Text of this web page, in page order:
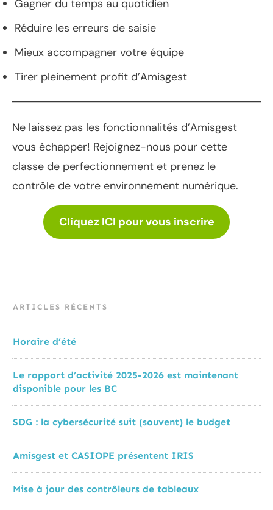
Gagner du temps au quotidien
Réduire les erreurs de saisie
Mieux accompagner votre équipe
Tirer pleinement profit d’Amisgest
Ne laissez pas les fonctionnalités d’Amisgest
vous échapper! Rejoignez-nous pour cette
classe de perfectionnement et prenez le
contrôle de votre environnement numérique.
Cliquez ICI pour vous inscrire
ARTICLES RÉCENTS
Horaire d’été
Le rapport d’activité 2025-2026 est maintenant
disponible pour les BC
SDG : la cybersécurité suit (souvent) le budget
Amisgest et CASIOPE présentent IRIS
Mise à jour des contrôleurs de tableaux